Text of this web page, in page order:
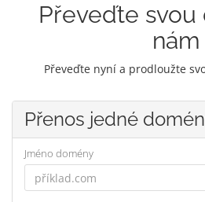
Převeďte
nám
Převeďte nyní a prodloužte
Přenos jedné
Jméno domény